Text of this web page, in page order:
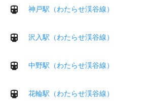
神戸駅（わたらせ渓谷線）
沢入駅（わたらせ渓谷線）
中野駅（わたらせ渓谷線）
花輪駅（わたらせ渓谷線）